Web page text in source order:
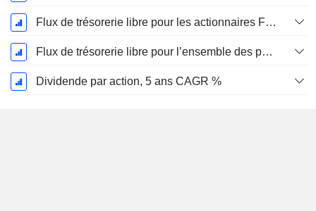
Flux de trésorerie libre pour les actionnaires FCFE, CAGR sur 5 ans
Flux de trésorerie libre pour l’ensemble des pourvoyeurs de fonds (créanciers et actionnaires) FCFF, CAGR sur 5 ans
Dividende par action, 5 ans CAGR %